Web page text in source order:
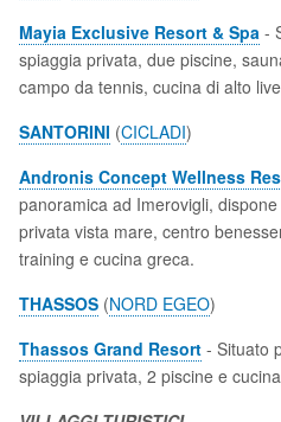
Mayia Exclusive Resort & Spa -
spiaggia privata, due piscine,
campo da tennis, cucina di alto
SANTORINI (CICLADI)
Andronis Concept Wellness
panoramica ad Imerovigli,
privata vista mare, centro
training e cucina greca.
THASSOS (NORD EGEO)
Thassos Grand Resort - Situato
spiaggia privata, 2 piscine e